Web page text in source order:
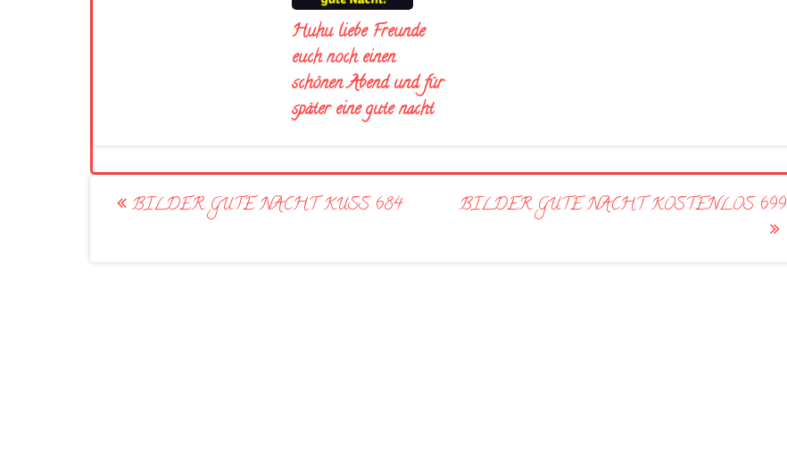
Huhu liebe Freunde
euch noch einen
schönen Abend und für
später eine gute nacht
Post
navigation
BILDER GUTE NACHT KUSS 684 BILDER GUTE NACHT KOSTENLOS 699